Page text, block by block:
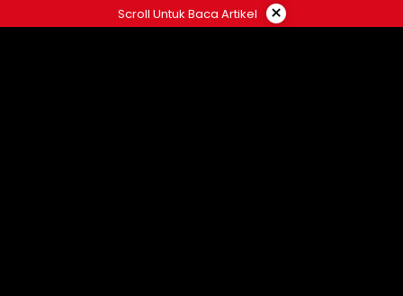
ke
Scroll Untuk Baca Artikel ×